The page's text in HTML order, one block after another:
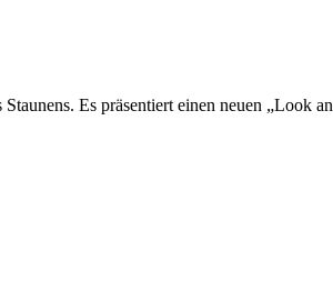
Es präsentiert einen neuen „Look